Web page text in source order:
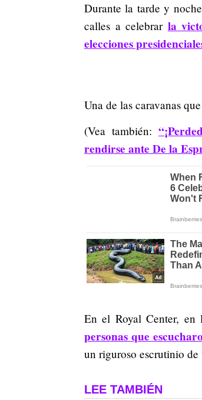
Durante la tarde y
calles a celebrar la
elecciones
Una de las caravanas
(Vea también:
rendirse ante De la
En el Royal Center,
personas que
un riguroso escrutinio de
LEE TAMBIÉN